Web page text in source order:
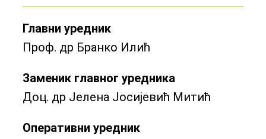
Главни уредник
Проф. др Бранко Илић
Заменик главног уредника
Доц. др Јелена Јосијевић Митић
Оперативни уредник